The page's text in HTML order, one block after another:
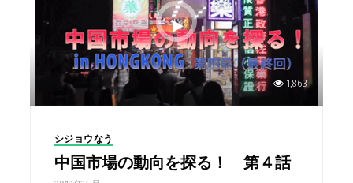
1,863
シジョウなう
中国市場の動向を探る！ 第４話